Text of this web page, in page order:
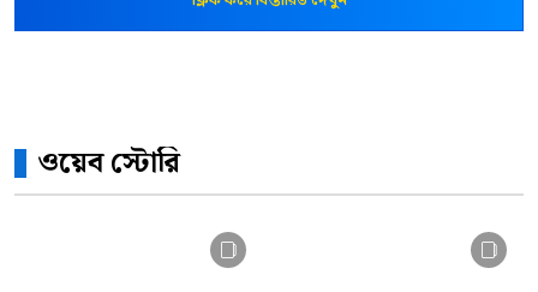
ওয়েব স্টোরি